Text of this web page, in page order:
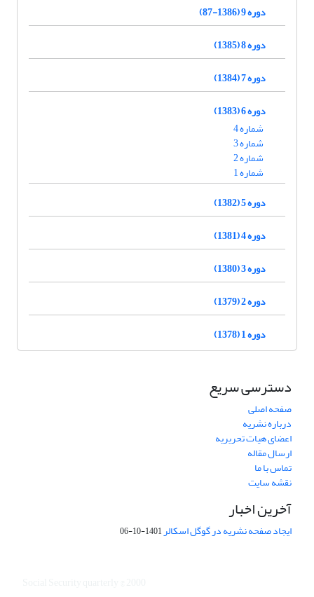
دوره 9 (1386-87)
دوره 8 (1385)
دوره 7 (1384)
دوره 6 (1383)
شماره 4
شماره 3
شماره 2
شماره 1
دوره 5 (1382)
دوره 4 (1381)
دوره 3 (1380)
دوره 2 (1379)
دوره 1 (1378)
دسترسی سریع
صفحه اصلی
درباره نشریه
اعضای هیات تحریریه
ارسال مقاله
تماس با ما
نقشه سایت
آخرین اخبار
ایجاد صفحه نشریه در گوگل اسکالر1401-10-06